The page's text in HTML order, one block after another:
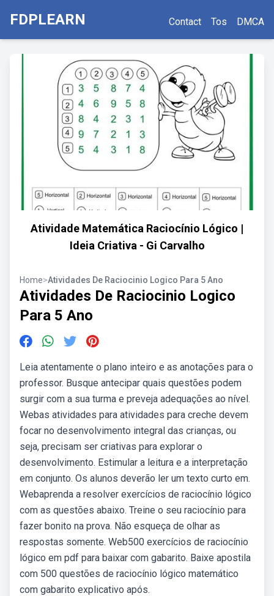
FDPLEARN Contact Tos DMCA
Atividade Matemática Raciocínio Lógico |
Ideia Criativa - Gi Carvalho
Home>Atividades De Raciocinio Logico Para 5 Ano
Atividades De Raciocinio Logico
Para 5 Ano
Leia atentamente o plano inteiro e as anotações para o
professor. Busque antecipar quais questões podem
surgir com a sua turma e preveja adequações ao nível.
Webas atividades para atividades para creche devem
focar no desenvolvimento integral das crianças, ou
seja, precisam ser criativas para explorar o
desenvolvimento. Estimular a leitura e a interpretação
em conjunto. Os alunos deverão ler um texto curto em.
Webaprenda a resolver exercícios de raciocínio lógico
com as questões abaixo. Treine o seu raciocínio para
fazer bonito na prova. Não esqueça de olhar as
respostas somente. Web500 exercícios de raciocínio
lógico em pdf para baixar com gabarito. Baixe apostila
com 500 questões de raciocínio lógico matemático
com gabarito explicativo após.